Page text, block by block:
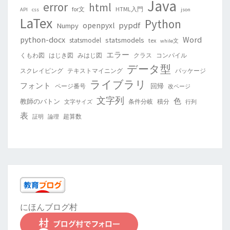
API css error for文 html HTML入門 Java json
LaTex Numpy openpyxl pypdf Python
python-docx statsmodel statsmodels tex while文 Word
くもわ図 はじき図 みはじ図 エラー クラス
コンパイル
スクレイピング テキストマイニング データ型 パッケージ
フォント ページ番号 ライブラリ 回帰 改ページ
教師のバトン 文字サイズ 文字列 条件分岐 積分 色 行列
表 証明 論理 超算数
にほんブログ村